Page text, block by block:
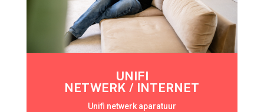
UNIFI
NETWERK / INTERNET
Unifi netwerk aparatuur